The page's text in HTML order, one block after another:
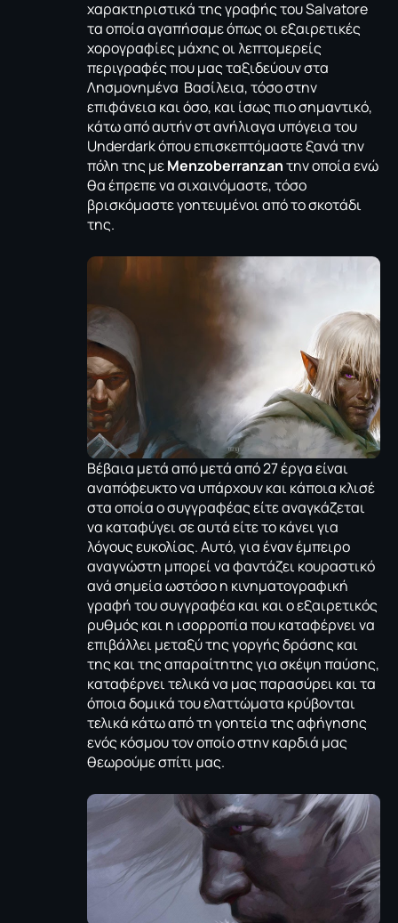
χαρακτηριστικά της γραφής του Salvatore
τα οποία αγαπήσαμε όπως οι εξαιρετικές
χορογραφίες μάχης οι λεπτομερείς
περιγραφές που μας ταξιδεύουν στα
Λησμονημένα Βασίλεια, τόσο στην
επιφάνεια και όσο, και ίσως πιο σημαντικό,
κάτω από αυτήν στ ανήλιαγα υπόγεια του
Underdark όπου επισκεπτόμαστε ξανά την
πόλη της μεMenzoberranzanτην οποία ενώ
θα έπρεπε να σιχαινόμαστε, τόσο
βρισκόμαστε γοητευμένοι από το σκοτάδι
της.
Βέβαια μετά από μετά από 27 έργα είναι
αναπόφευκτο να υπάρχουν και κάποια κλισέ
στα οποία ο συγγραφέας είτε αναγκάζεται
να καταφύγει σε αυτά είτε το κάνει για
λόγους ευκολίας. Αυτό, για έναν έμπειρο
αναγνώστη μπορεί να φαντάζει κουραστικό
ανά σημεία ωστόσο η κινηματογραφική
γραφή του συγγραφέα και και ο εξαιρετικός
ρυθμός και η ισορροπία που καταφέρνει να
επιβάλλει μεταξύ της γοργής δράσης και
της και της απαραίτητης για σκέψη παύσης,
καταφέρνει τελικά να μας παρασύρει και τα
όποια δομικά του ελαττώματα κρύβονται
τελικά κάτω από τη γοητεία της αφήγησης
ενός κόσμου τον οποίο στην καρδιά μας
θεωρούμε σπίτι μας.